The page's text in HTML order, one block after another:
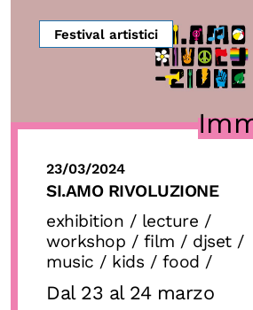
Festival artistici
23/03/2024
SI.AMO RIVOLUZIONE
exhibition / lecture /
workshop / film / djset /
music / kids / food /
Dal 23 al 24 marzo